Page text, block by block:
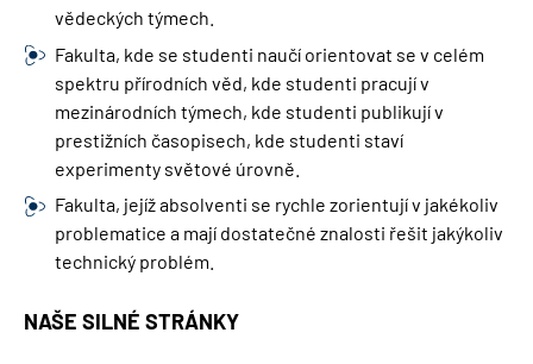
vědeckých týmech.
Fakulta, kde se studenti naučí orientovat se v celém
spektru přírodních věd, kde studenti pracují v
mezinárodních týmech, kde studenti publikují v
prestižních časopisech, kde studenti staví
experimenty světové úrovně.
Fakulta, jejíž absolventi se rychle zorientují v jakékoliv
problematice a mají dostatečné znalosti řešit jakýkoliv
technický problém.
NAŠE SILNÉ STRÁNKY